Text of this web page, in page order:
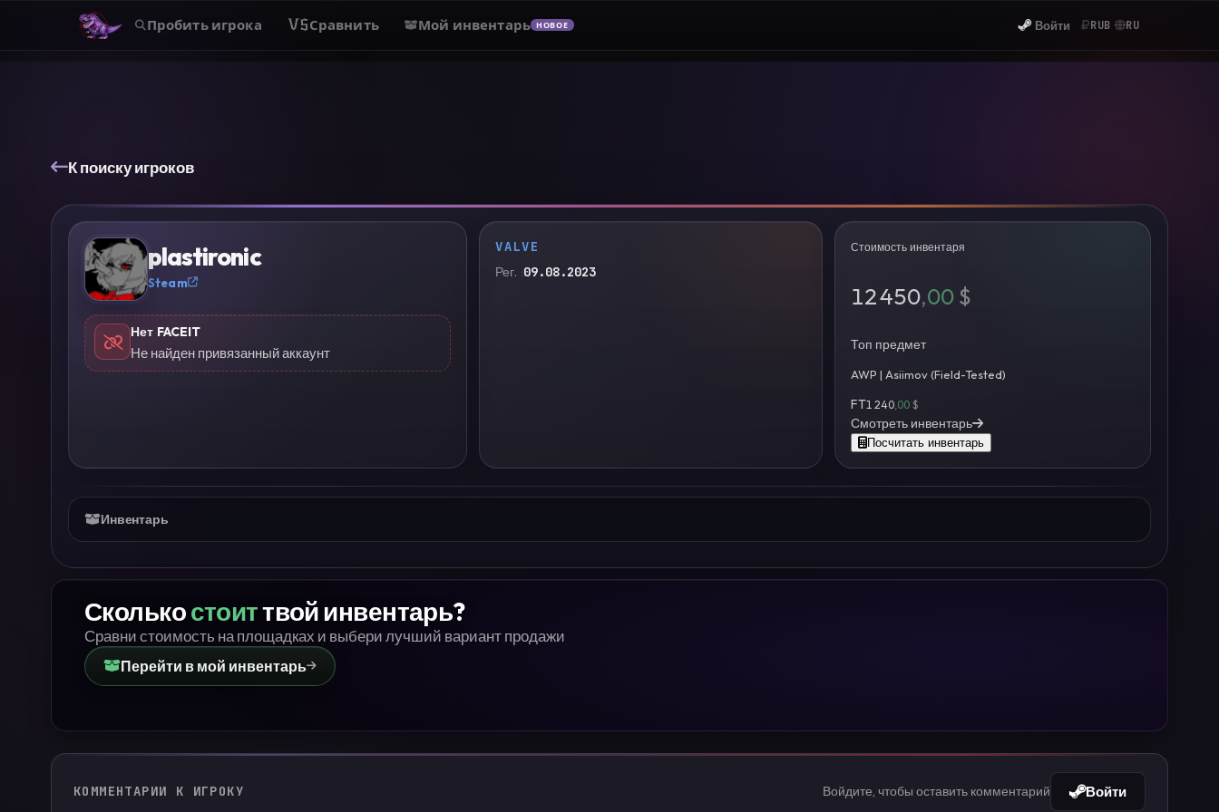
Пробить игрока VSСравнить Мой инвентарь НОВОЕ Войти RUB RU
К поиску игроков
? plastironic
Steam
Нет FACEIT
Не найден привязанный аккаунт
VALVE
Рег. 09.08.2023
Стоимость инвентаря
12 450,00$
Топ предмет
AWP | Asiimov (Field-Tested)
FT1 240 ,00 $
Смотреть инвентарь
Посчитать инвентарь
Инвентарь
Сколькостоиттвой инвентарь?
Сравни стоимость на площадках и выбери лучший вариант продажи
Перейти в мой инвентарь
КОММЕНТАРИИ К ИГРОКУ Войдите, чтобы оставить комментарий Войти